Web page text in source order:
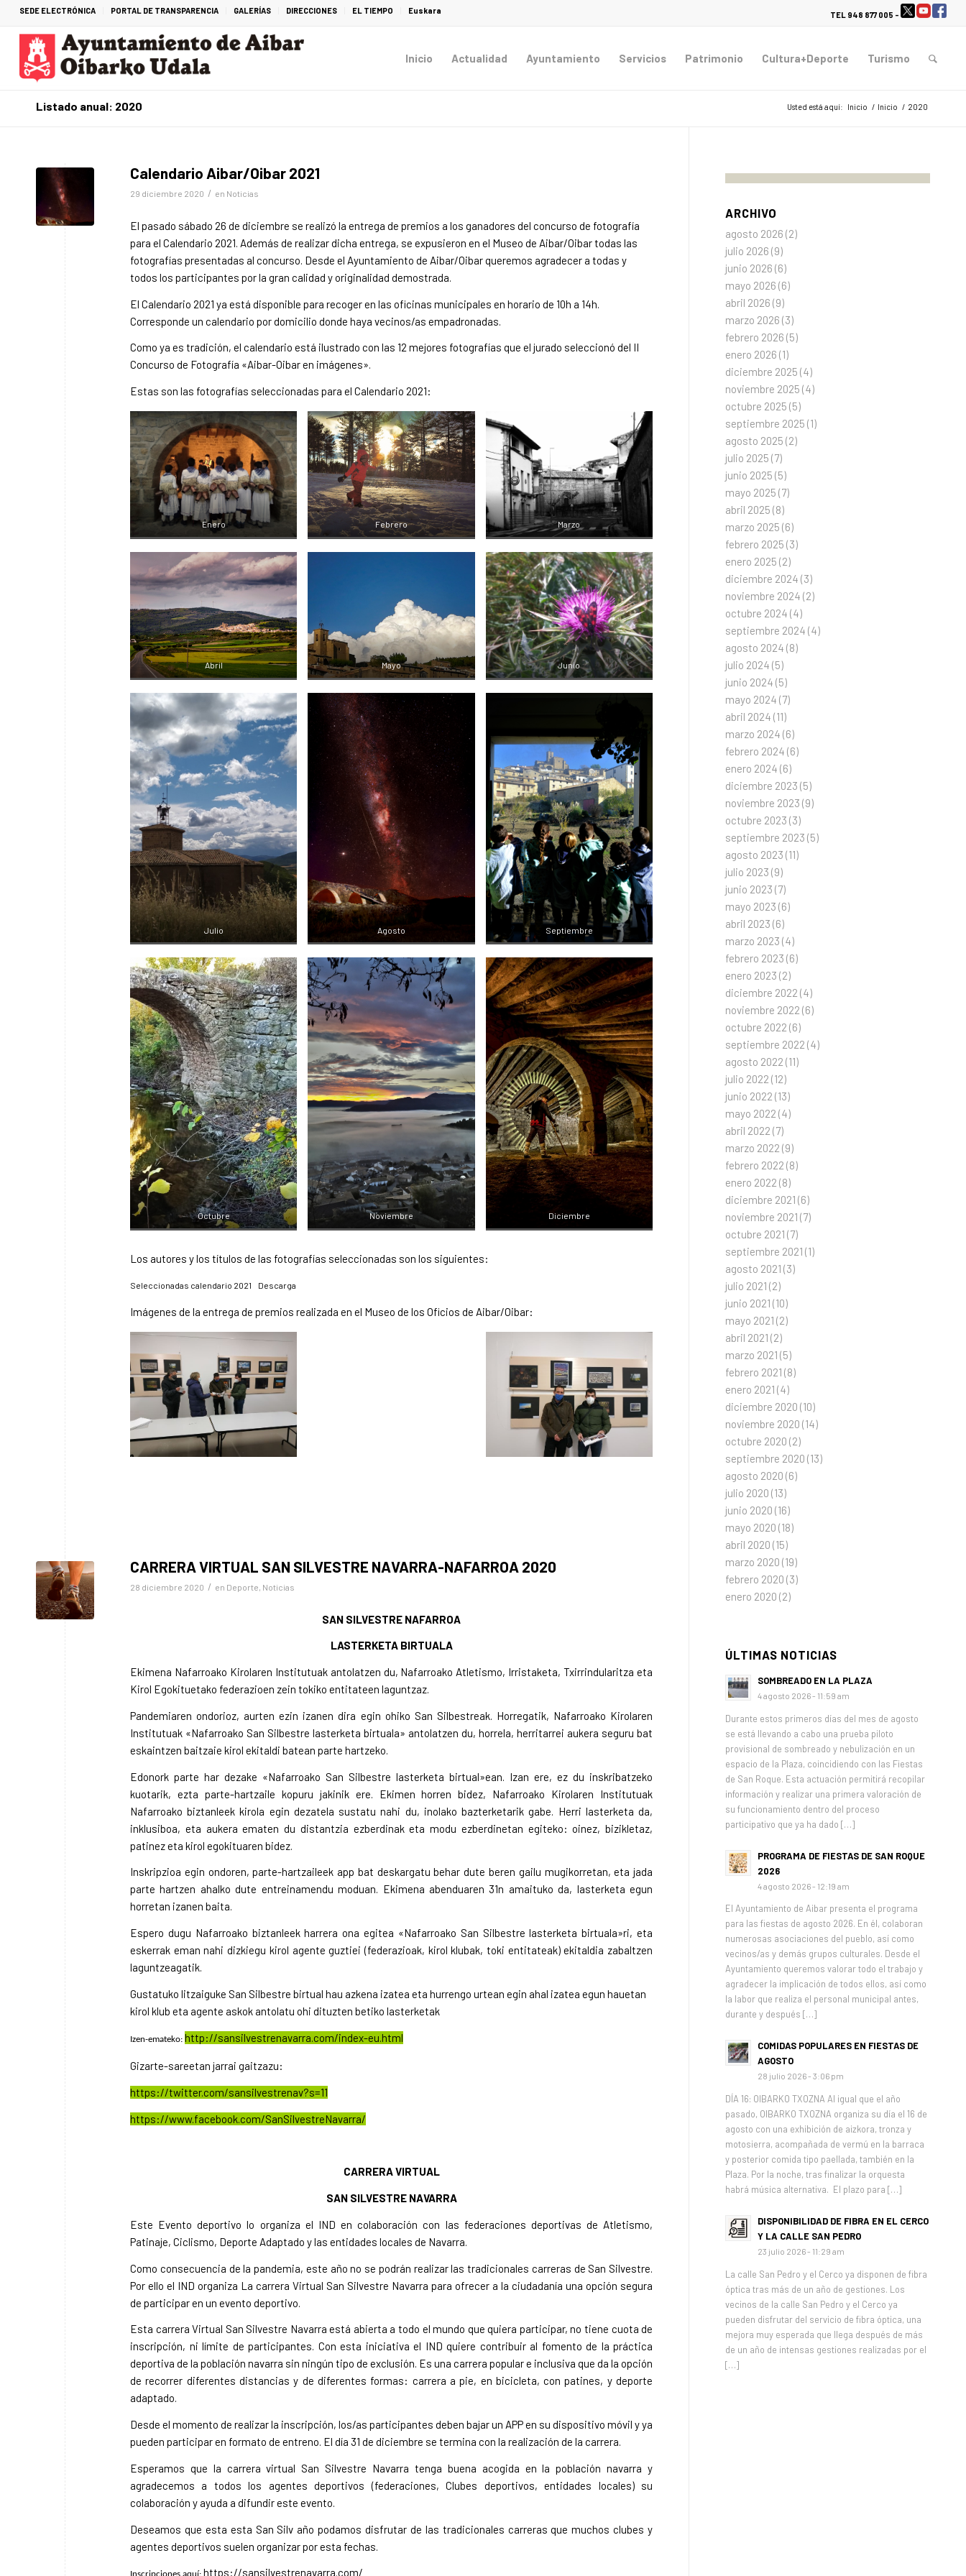
SEDE ELECTRÓNICA PORTAL DE TRANSPARENCIA GALERÍAS DIRECCIONES EL TIEMPO Euskara TEL 948 877 005 -
Inicio Actualidad Ayuntamiento Servicios Patrimonio Cultura+Deporte Turismo
Listado anual: 2020 Usted está aquí: Inicio / Inicio / 2020
Calendario Aibar/Oibar 2021
29 diciembre 2020 / en Noticias
El pasado sábado 26 de diciembre se realizó la entrega de premios a los ganadores del concurso de fotografía
para el Calendario 2021. Además de realizar dicha entrega, se expusieron en el Museo de Aibar/Oibar todas las
fotografías presentadas al concurso. Desde el Ayuntamiento de Aibar/Oibar queremos agradecer a todas y
todos los participantes por la gran calidad y originalidad demostrada.
El Calendario 2021 ya está disponible para recoger en las oficinas municipales en horario de 10h a 14h.
Corresponde un calendario por domicilio donde haya vecinos/as empadronadas.
Como ya es tradición, el calendario está ilustrado con las 12 mejores fotografías que el jurado seleccionó del II
Concurso de Fotografía «Aibar-Oibar en imágenes».
Estas son las fotografías seleccionadas para el Calendario 2021:
Enero Febrero Marzo
Abril Mayo Junio
Julio Agosto Septiembre
Octubre Noviembre Diciembre
Los autores y los títulos de las fotografías seleccionadas son los siguientes:
Seleccionadas calendario 2021 Descarga
Imágenes de la entrega de premios realizada en el Museo de los Oficios de Aibar/Oibar:
CARRERA VIRTUAL SAN SILVESTRE NAVARRA-NAFARROA 2020
28 diciembre 2020 / en Deporte, Noticias
SAN SILVESTRE NAFARROA
LASTERKETA BIRTUALA
Ekimena Nafarroako Kirolaren Institutuak antolatzen du, Nafarroako Atletismo, Irristaketa, Txirrindularitza eta
Kirol Egokituetako federazioen zein tokiko entitateen laguntzaz.
Pandemiaren ondorioz, aurten ezin izanen dira egin ohiko San Silbestreak. Horregatik, Nafarroako Kirolaren
Institutuak «Nafarroako San Silbestre lasterketa birtuala» antolatzen du, horrela, herritarrei aukera seguru bat
eskaintzen baitzaie kirol ekitaldi batean parte hartzeko.
Edonork parte har dezake «Nafarroako San Silbestre lasterketa birtual»ean. Izan ere, ez du inskribatzeko
kuotarik, ezta parte-hartzaile kopuru jakinik ere. Ekimen horren bidez, Nafarroako Kirolaren Institutuak
Nafarroako biztanleek kirola egin dezatela sustatu nahi du, inolako bazterketarik gabe. Herri lasterketa da,
inklusiboa, eta aukera ematen du distantzia ezberdinak eta modu ezberdinetan egiteko: oinez, bizikletaz,
patinez eta kirol egokituaren bidez.
Inskripzioa egin ondoren, parte-hartzaileek app bat deskargatu behar dute beren gailu mugikorretan, eta jada
parte hartzen ahalko dute entreinamendu moduan. Ekimena abenduaren 31n amaituko da, lasterketa egun
horretan izanen baita.
Espero dugu Nafarroako biztanleek harrera ona egitea «Nafarroako San Silbestre lasterketa birtuala»ri, eta
eskerrak eman nahi dizkiegu kirol agente guztiei (federazioak, kirol klubak, toki entitateak) ekitaldia zabaltzen
laguntzeagatik.
Gustatuko litzaiguke San Silbestre birtual hau azkena izatea eta hurrengo urtean egin ahal izatea egun hauetan
kirol klub eta agente askok antolatu ohi dituzten betiko lasterketak
Izen-emateko: http://sansilvestrenavarra.com/index-eu.html
Gizarte-sareetan jarrai gaitzazu:
https://twitter.com/sansilvestrenav?s=11
https://www.facebook.com/SanSilvestreNavarra/
CARRERA VIRTUAL
SAN SILVESTRE NAVARRA
Este Evento deportivo lo organiza el IND en colaboración con las federaciones deportivas de Atletismo,
Patinaje, Ciclismo, Deporte Adaptado y las entidades locales de Navarra.
Como consecuencia de la pandemia, este año no se podrán realizar las tradicionales carreras de San Silvestre.
Por ello el IND organiza La carrera Virtual San Silvestre Navarra para ofrecer a la ciudadanía una opción segura
de participar en un evento deportivo.
Esta carrera Virtual San Silvestre Navarra está abierta a todo el mundo que quiera participar, no tiene cuota de
inscripción, ni límite de participantes. Con esta iniciativa el IND quiere contribuir al fomento de la práctica
deportiva de la población navarra sin ningún tipo de exclusión. Es una carrera popular e inclusiva que da la opción
de recorrer diferentes distancias y de diferentes formas: carrera a pie, en bicicleta, con patines, y deporte
adaptado.
Desde el momento de realizar la inscripción, los/as participantes deben bajar un APP en su dispositivo móvil y ya
pueden participar en formato de entreno. El día 31 de diciembre se termina con la realización de la carrera.
Esperamos que la carrera virtual San Silvestre Navarra tenga buena acogida en la población navarra y
agradecemos a todos los agentes deportivos (federaciones, Clubes deportivos, entidades locales) su
colaboración y ayuda a difundir este evento.
Deseamos que esta esta San Silv año podamos disfrutar de las tradicionales carreras que muchos clubes y
agentes deportivos suelen organizar por esta fechas.
https://sansilvestrenavarra.com/
ARCHIVO
agosto 2026 (2)
julio 2026 (9)
junio 2026 (6)
mayo 2026 (6)
abril 2026 (9)
marzo 2026 (3)
febrero 2026 (5)
enero 2026 (1)
diciembre 2025 (4)
noviembre 2025 (4)
octubre 2025 (5)
septiembre 2025 (1)
agosto 2025 (2)
julio 2025 (7)
junio 2025 (5)
mayo 2025 (7)
abril 2025 (8)
marzo 2025 (6)
febrero 2025 (3)
enero 2025 (2)
diciembre 2024 (3)
noviembre 2024 (2)
octubre 2024 (4)
septiembre 2024 (4)
agosto 2024 (8)
julio 2024 (5)
junio 2024 (5)
mayo 2024 (7)
abril 2024 (11)
marzo 2024 (6)
febrero 2024 (6)
enero 2024 (6)
diciembre 2023 (5)
noviembre 2023 (9)
octubre 2023 (3)
septiembre 2023 (5)
agosto 2023 (11)
julio 2023 (9)
junio 2023 (7)
mayo 2023 (6)
abril 2023 (6)
marzo 2023 (4)
febrero 2023 (6)
enero 2023 (2)
diciembre 2022 (4)
noviembre 2022 (6)
octubre 2022 (6)
septiembre 2022 (4)
agosto 2022 (11)
julio 2022 (12)
junio 2022 (13)
mayo 2022 (4)
abril 2022 (7)
marzo 2022 (9)
febrero 2022 (8)
enero 2022 (8)
diciembre 2021 (6)
noviembre 2021 (7)
octubre 2021 (7)
septiembre 2021 (1)
agosto 2021 (3)
julio 2021 (2)
junio 2021 (10)
mayo 2021 (2)
abril 2021 (2)
marzo 2021 (5)
febrero 2021 (8)
enero 2021 (4)
diciembre 2020 (10)
noviembre 2020 (14)
octubre 2020 (2)
septiembre 2020 (13)
agosto 2020 (6)
julio 2020 (13)
junio 2020 (16)
mayo 2020 (18)
abril 2020 (15)
marzo 2020 (19)
febrero 2020 (3)
enero 2020 (2)
ÚLTIMAS NOTICIAS
SOMBREADO EN LA PLAZA
4 agosto 2026 - 11:59 am
Durante estos primeros días del mes de agosto
se está llevando a cabo una prueba piloto
provisional de sombreado y nebulización en un
espacio de la Plaza, coincidiendo con las Fiestas
de San Roque. Esta actuación permitirá recopilar
información y realizar una primera valoración de
su funcionamiento dentro del proceso
participativo que ya ha dado […]
PROGRAMA DE FIESTAS DE SAN ROQUE
2026
4 agosto 2026 - 12:19 am
El Ayuntamiento de Aibar presenta el programa
para las fiestas de agosto 2026. En él, colaboran
numerosas asociaciones del pueblo, así como
vecinos/as y demás grupos culturales. Desde el
Ayuntamiento queremos valorar todo el trabajo y
agradecer la implicación de todos ellos, así como
la labor que realiza el personal municipal antes,
durante y después […]
COMIDAS POPULARES EN FIESTAS DE
AGOSTO
28 julio 2026 - 3:06 pm
DÍA 16: OIBARKO TXOZNA Al igual que el año
pasado, OIBARKO TXOZNA organiza su día el 16 de
agosto con una exhibición de aizkora, tronza y
motosierra, acompañada de vermú en la barraca
y posterior comida tipo paellada, también en la
Plaza. Por la noche, tras finalizar la orquesta
habrá música alternativa. El plazo para […]
DISPONIBILIDAD DE FIBRA EN EL CERCO
Y LA CALLE SAN PEDRO
23 julio 2026 - 11:29 am
La calle San Pedro y el Cerco ya disponen de fibra
óptica tras más de un año de gestiones. Los
vecinos de la calle San Pedro y el Cerco ya
pueden disfrutar del servicio de fibra óptica, una
mejora muy esperada que llega después de más
de un año de intensas gestiones realizadas por el
[…]